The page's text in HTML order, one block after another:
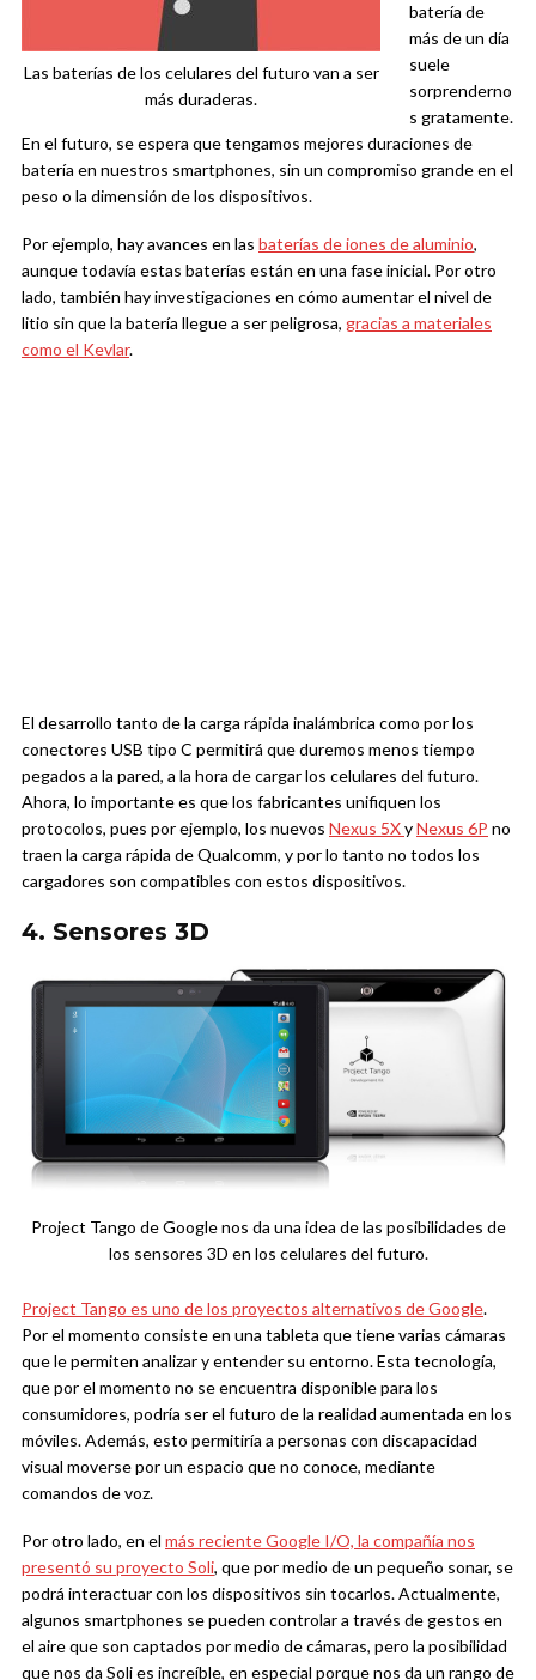
Las baterías de los celulares del futuro van a ser
más duraderas.
batería de
más de un día
suele
sorprenderno
s gratamente.
En el futuro, se espera que tengamos mejores duraciones de
batería en nuestros smartphones, sin un compromiso grande en el
peso o la dimensión de los dispositivos.
Por ejemplo, hay avances en las baterías de iones de aluminio,
aunque todavía estas baterías están en una fase inicial. Por otro
lado, también hay investigaciones en cómo aumentar el nivel de
litio sin que la batería llegue a ser peligrosa, gracias a materiales
como el Kevlar.
El desarrollo tanto de la carga rápida inalámbrica como por los
conectores USB tipo C permitirá que duremos menos tiempo
pegados a la pared, a la hora de cargar los celulares del futuro.
Ahora, lo importante es que los fabricantes unifiquen los
protocolos, pues por ejemplo, los nuevos Nexus 5XyNexus 6P no
traen la carga rápida de Qualcomm, y por lo tanto no todos los
cargadores son compatibles con estos dispositivos.
4. Sensores 3D
Project Tango de Google nos da una idea de las posibilidades de
los sensores 3D en los celulares del futuro.
Project Tango es uno de los proyectos alternativos de Google.
Por el momento consiste en una tableta que tiene varias cámaras
que le permiten analizar y entender su entorno. Esta tecnología,
que por el momento no se encuentra disponible para los
consumidores, podría ser el futuro de la realidad aumentada en los
móviles. Además, esto permitiría a personas con discapacidad
visual moverse por un espacio que no conoce, mediante
comandos de voz.
Por otro lado, en el más reciente Google I/O, la compañía nos
presentó su proyecto Soli, que por medio de un pequeño sonar, se
podrá interactuar con los dispositivos sin tocarlos. Actualmente,
algunos smartphones se pueden controlar a través de gestos en
el aire que son captados por medio de cámaras, pero la posibilidad
que nos da Soli es increíble, en especial porque nos da un rango de